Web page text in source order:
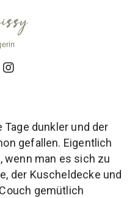
Tage dunkler und der
gefallen. Eigentlich
wenn man es sich zu
der Kuscheldecke und
gemütlich